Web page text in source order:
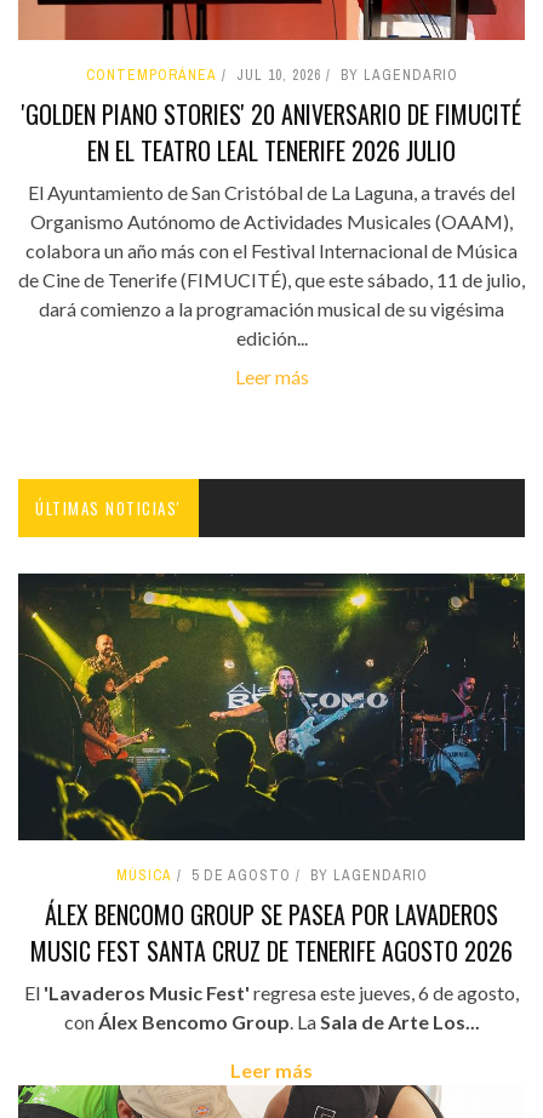
CONTEMPORÁNEA JUL 10, 2026 BY LAGENDARIO
'GOLDEN PIANO STORIES' 20 ANIVERSARIO DE FIMUCITÉ
EN EL TEATRO LEAL TENERIFE 2026 JULIO
El Ayuntamiento de San Cristóbal de La Laguna, a través del
Organismo Autónomo de Actividades Musicales (OAAM),
colabora un año más con el Festival Internacional de Música
de Cine de Tenerife (FIMUCITÉ), que este sábado, 11 de julio,
dará comienzo a la programación musical de su vigésima
edición...
Leer más
ÚLTIMAS NOTICIAS'
MÚSICA 5 DE AGOSTO BY LAGENDARIO
ÁLEX BENCOMO GROUP SE PASEA POR LAVADEROS
MUSIC FEST SANTA CRUZ DE TENERIFE AGOSTO 2026
El 'Lavaderos Music Fest' regresa este jueves, 6 de agosto,
con Álex Bencomo Group . La Sala de Arte Los...
Leer más